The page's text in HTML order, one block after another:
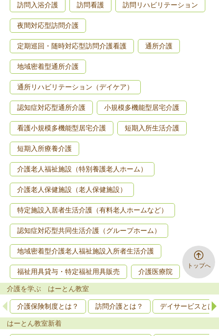
トップへ
訪問入浴介護 訪問看護 訪問リハビリテーション
夜間対応型訪問介護
定期巡回・随時対応型訪問介護看護 通所介護
地域密着型通所介護
通所リハビリテーション（デイケア）
認知症対応型通所介護 小規模多機能型居宅介護
看護小規模多機能型居宅介護 短期入所生活介護
短期入所療養介護
介護老人福祉施設（特別養護老人ホーム）
介護老人保健施設（老人保健施設）
特定施設入居者生活介護（有料老人ホームなど）
認知症対応型共同生活介護（グループホーム）
地域密着型介護老人福祉施設入所者生活介護
福祉用具貸与・特定福祉用具販売 介護医療院
介護を学ぶ はーとん教室
介護保険制度とは？ 訪問介護とは？ デイサービスとは
はーとん教室新着